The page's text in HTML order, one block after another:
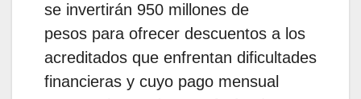
se invertirán 950 millones de
pesos para ofrecer descuentos a los
acreditados que enfrentan dificultades
financieras y cuyo pago mensual